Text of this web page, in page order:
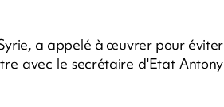
a appelé à œuvrer pour éviter
avec le secrétaire d'Etat Antony